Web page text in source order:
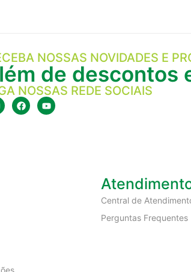
NOSSAS NOVIDADES E
de descontos
NOSSAS REDE SOCIAIS
Central de
Perguntas Frequentes